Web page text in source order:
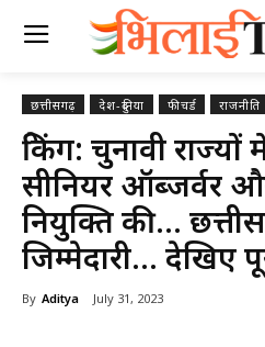
छत्तीसगढ़ देश-दुनिया फीचर्ड राजनीति
ब्रेकिंग: चुनावी
सीनियर ऑब्जर्वर
नियुक्ति की…
जिम्मेदारी… देखिए
By Aditya July 31, 2023